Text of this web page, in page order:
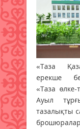
«Таза
ерекше
«Таза
Ауыл
тазалықты